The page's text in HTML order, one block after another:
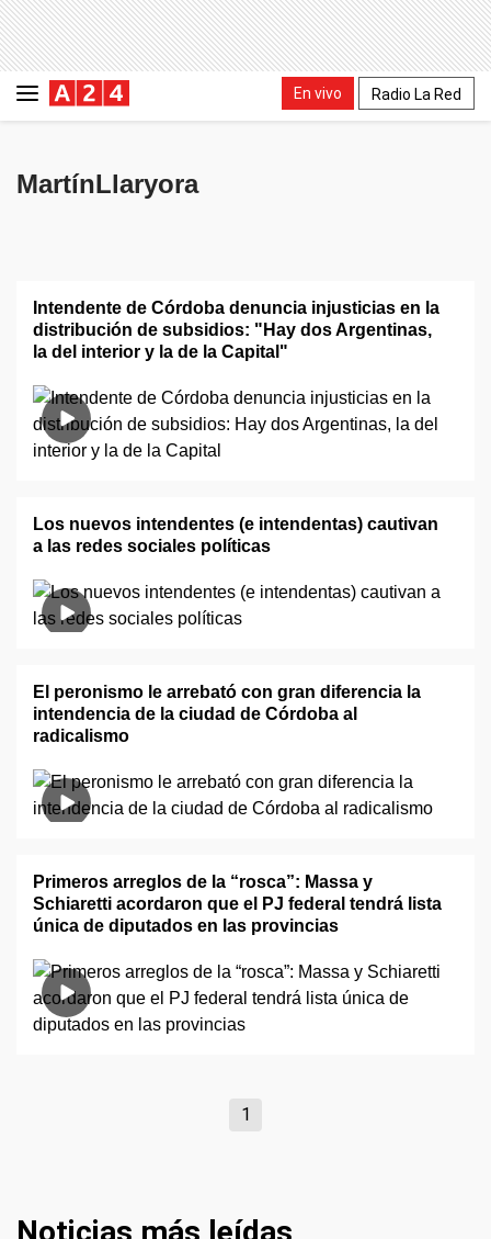
En vivo Radio La Red
MartínLlaryora
Intendente de Córdoba denuncia injusticias en la
distribución de subsidios: "Hay dos Argentinas,
la del interior y la de la Capital"
Los nuevos intendentes (e intendentas) cautivan
a las redes sociales políticas
El peronismo le arrebató con gran diferencia la
intendencia de la ciudad de Córdoba al
radicalismo
Primeros arreglos de la “rosca”: Massa y
Schiaretti acordaron que el PJ federal tendrá lista
única de diputados en las provincias
1